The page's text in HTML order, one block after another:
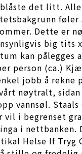
det litt.
Dette er
big
kan
person (ca.)
jobb å rekne
nøytralt,
vannsøl.
vil i begrenset
i nettbanken.
Helse If